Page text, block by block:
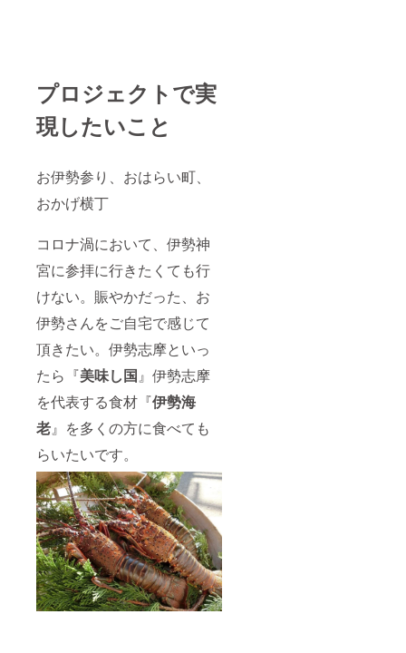
プロジェクトで実
現したいこと
お伊勢参り、おはらい町、
おかげ横丁
コロナ渦において、伊勢神
宮に参拝に行きたくても行
けない。賑やかだった、お
伊勢さんをご自宅で感じて
頂きたい。伊勢志摩といっ
たら『美味し国』伊勢志摩
を代表する食材『伊勢海
老』を多くの方に食べても
らいたいです。